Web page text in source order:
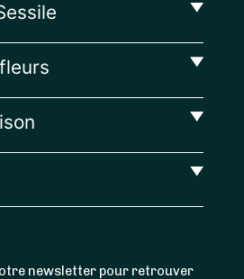
newsletter pour retrouver